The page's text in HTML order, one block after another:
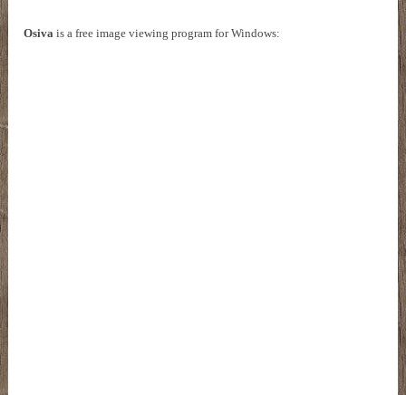
Osiva is a free image viewing program for Windows: